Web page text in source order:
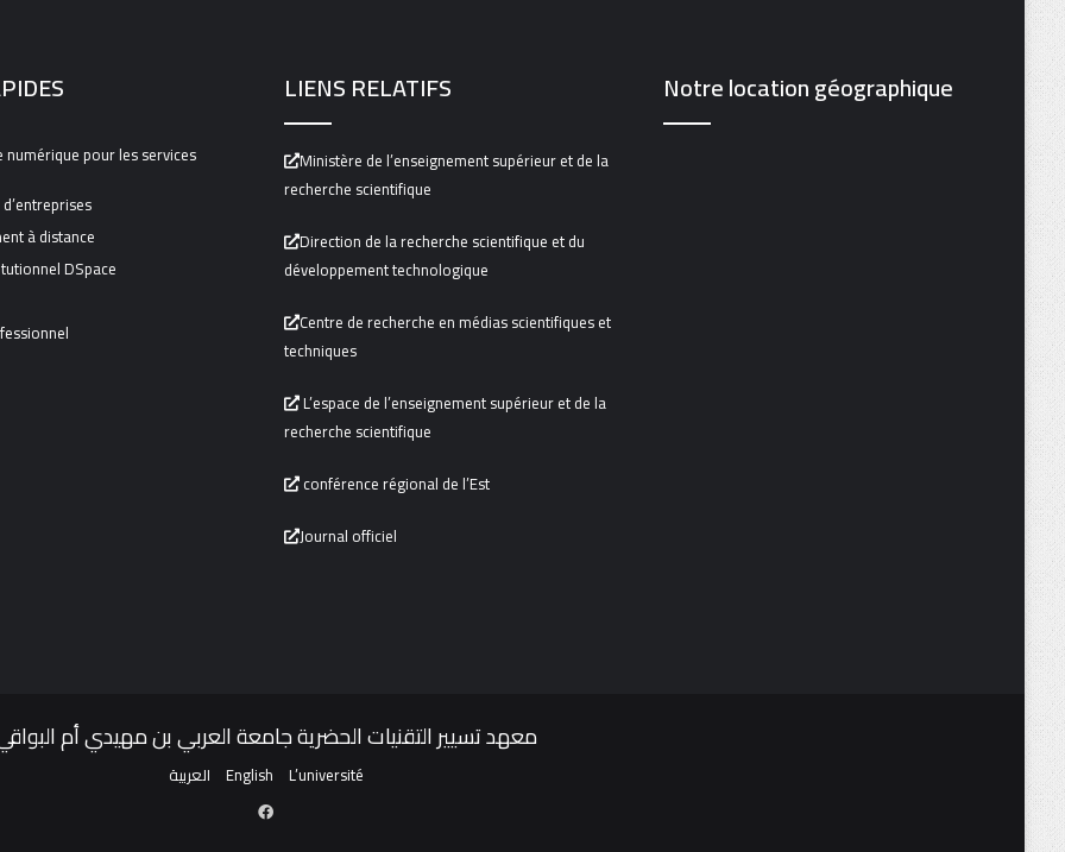
pour les services
à distance
DSpace
LIENS RELATIFS
Ministère de l’enseignement supérieur et de la
recherche scientifique
Direction de la recherche scientifique et du
développement technologique
Centre de recherche en médias scientifiques et
techniques
L’espace de l’enseignement supérieur et de la
recherche scientifique
conférence régional de l’Est
Journal officiel
Notre location géographique
معهد تسيير التقنيات الحضرية جامعة العربي بن مهيدي أم
العربية English L’université